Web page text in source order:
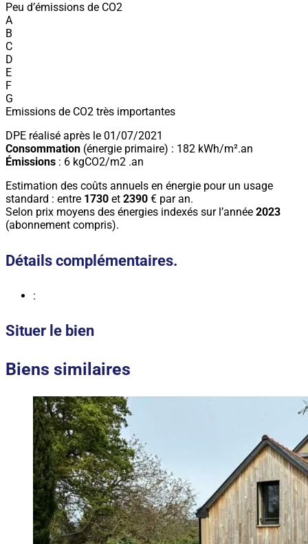
Peu d’émissions de CO2
A
B
C
D
E
F
G
Emissions de CO2 très importantes
DPE réalisé après le 01/07/2021
Consommation (énergie primaire) : 182 kWh/m².an
Émissions : 6 kgCO2/m2 .an
Estimation des coûts annuels en énergie pour un usage
standard : entre 1730 et 2390 € par an.
Selon prix moyens des énergies indexés sur l’année 2023
(abonnement compris).
Détails complémentaires.
:
Situer le bien
Biens similaires